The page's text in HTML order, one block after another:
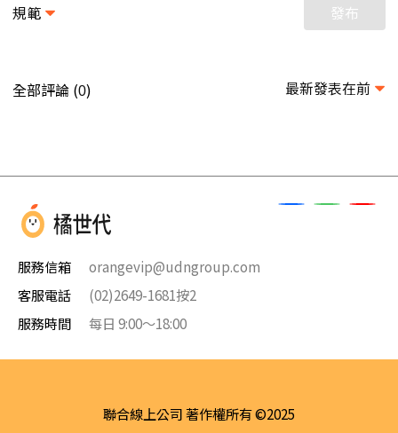
規範 發布
全部評論 (0) 最新發表在前
服務信箱
orangevip@udngroup.com
客服電話
(02)2649-1681按2
服務時間
每日 9:00～18:00
聯合線上公司 著作權所有 ©2025